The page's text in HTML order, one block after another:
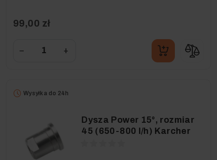
99,00 zł
− +
Wysyłka do 24h
Dysza Power 15°, rozmiar
45 (650-800 l/h) Karcher